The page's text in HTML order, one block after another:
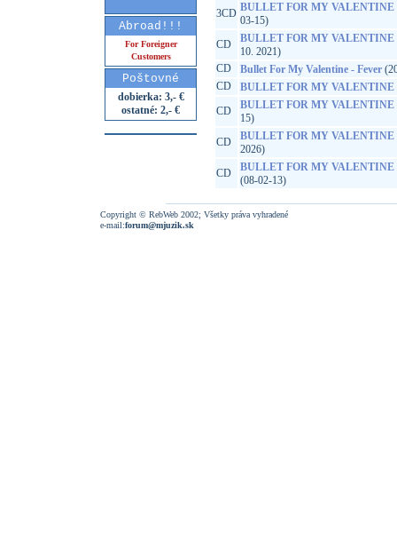
Abroad!!!
For Foreigner
Customers
Poštovné
dobierka: 3,- €
ostatné: 2,- €
3CD BULLET FOR MY
03-15)
CD
BULLET FOR MY
10. 2021)
CD
Bullet For My Valentine - Fever
CD
BULLET FOR MY VALENTINE
CD
BULLET FOR MY
15)
CD
BULLET FOR MY
2026)
CD
BULLET FOR MY
(08-02-13)
Copyright © RebWeb 2002; Všetky práva vyhradené
e-mail:forum@mjuzik.sk